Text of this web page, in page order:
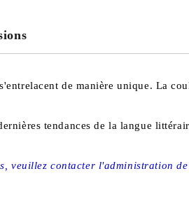
de manière unique. La
tendances de la langue
veuillez contacter l'administration